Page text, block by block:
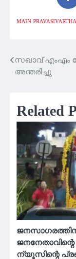
MAIN PRAVASIVARTHA
Post
navigation
സഖാവ് എംഎം
അന്തരിച്ചു
Related
ജനസാഗരത്തിന്
ന്യൂസിന്റെ